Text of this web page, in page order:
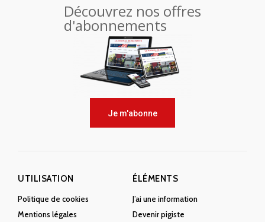
Découvrez nos offres
d'abonnements
Je m'abonne
UTILISATION
Politique de cookies
Mentions légales
ÉLÉMENTS
J’ai une information
Devenir pigiste